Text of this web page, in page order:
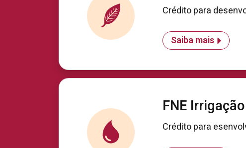
Crédito para
Saiba mais
FNE Irrigação
Crédito para